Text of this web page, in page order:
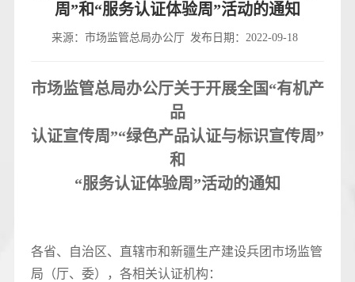
周”和“服务认证体验周”活动的通知
来源：市场监管总局办公厅 发布日期：2022-09-18
市场监管总局办公厅关于开展全国“有机产
品
认证宣传周”“绿色产品认证与标识宣传周”
和
“服务认证体验周”活动的通知
各省、自治区、直辖市和新疆生产建设兵团市场监管
局（厅、委），各相关认证机构：